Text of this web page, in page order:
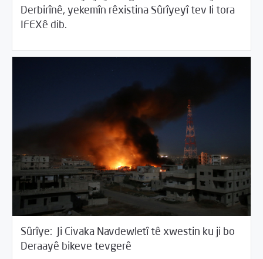
Derbirînê, yekemîn rêxistina Sûrîyeyî tev li tora
IFEXê dib.
17/2017 2017/Beyannameyên SCMê
Sûrîye: Ji Civaka Navdewletî tê xwestin ku ji bo
Deraayê bikeve tevgerê
15/2017 2017 /Beyannameyên SCMê